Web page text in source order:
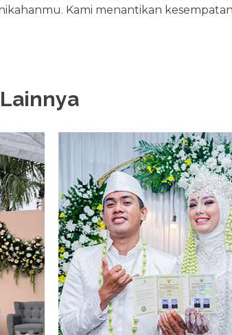
Kami menantikan